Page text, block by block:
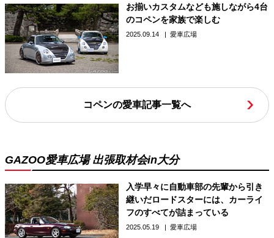
お揃いカスタムなども施しながら4台
のコペンを家族で楽しむ
2025.09.14 愛車広場
コペンの愛車記事一覧へ
GAZOO愛車広場 出張取材会in大分
入学早々に自動車部の先輩から引き
継いだロードスターには、カーライ
フのすべてが詰まっている
2025.05.19 愛車広場